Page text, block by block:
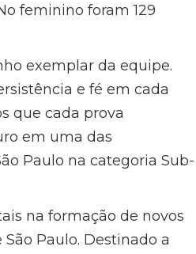
feminino foram 129
exemplar da equipe.
e fé em cada
que cada prova
em uma das
Paulo na categoria Sub-
na formação de novos
Paulo. Destinado a